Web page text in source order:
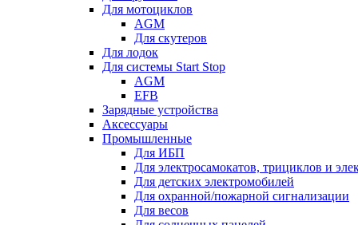
Для мотоциклов
AGM
Для скутеров
Для лодок
Для системы Start Stop
AGM
EFB
Зарядные устройства
Аксессуары
Промышленные
Для ИБП
Для электросамокатов, трициклов и
Для детских электромобилей
Для охранной/пожарной сигнализации
Для весов